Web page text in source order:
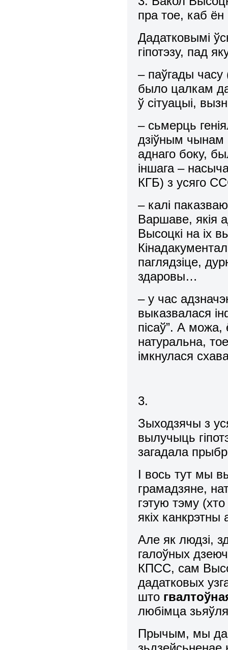
пра тое, каб ён
Дадатковымі
гіпотэзу, пад
– паўгады часу
было цалкам
ў сітуацыі,
– сьмерць
дзіўным чынам
аднаго боку,
іншага –
КГБ) з усяго
– калі
Варшаве, якія
Высоцкі на іх
паглядзіце,
здаровы…
– у час
выказвалася
пісаў”. А
натуральна,
імкнулася
3.
Зыходзячы з
вылучыць
загадала
І вось тут мы
грамадзяне,
гэтую тэму
якіх канкрэтны
Але як людзі,
галоўных
КПСС, сам
дадатковых
што
любімца
Прычым, мы